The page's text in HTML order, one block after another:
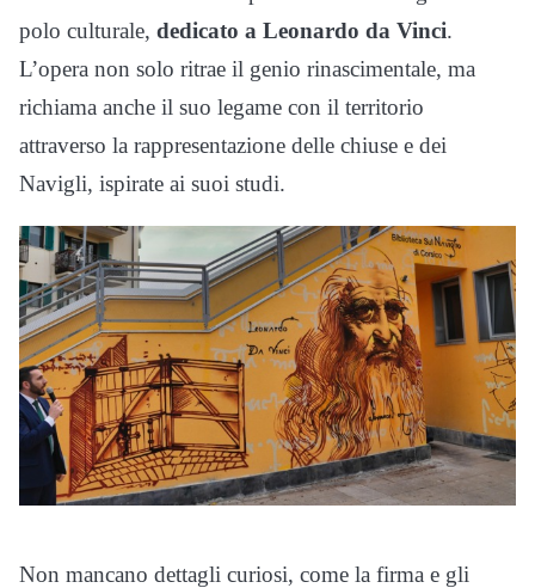
polo culturale, dedicato a Leonardo da Vinci.
L’opera non solo ritrae il genio rinascimentale, ma
richiama anche il suo legame con il territorio
attraverso la rappresentazione delle chiuse e dei
Navigli, ispirate ai suoi studi.
Non mancano dettagli curiosi, come la firma e gli